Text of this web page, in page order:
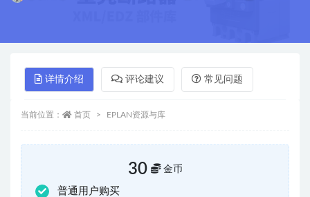
详情介绍 评论建议 常见问题
当前位置： 首页 EPLAN资源与库
30 金币
普通用户购买